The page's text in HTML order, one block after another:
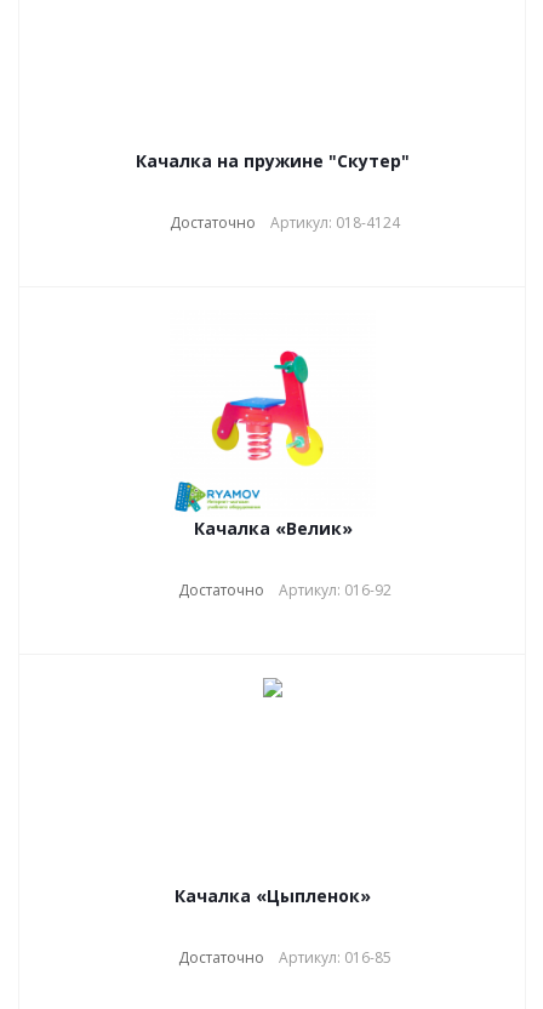
Качалка на пружине "Скутер"
Достаточно Артикул: 018-4124
Качалка «Велик»
Достаточно Артикул: 016-92
Качалка «Цыпленок»
Достаточно Артикул: 016-85